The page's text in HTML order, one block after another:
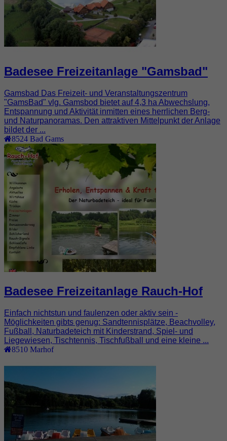
Badesee Freizeitanlage "Gamsbad"
Gamsbad Das Freizeit- und Veranstaltungszentrum
"GamsBad" vlg. Gamsbod bietet auf 4,3 ha Abwechslung,
Entspannung und Aktivität inmitten eines herrlichen Berg-
und Naturpanoramas. Den attraktiven Mittelpunkt der Anlage
bildet der ...
8524 Bad Gams
Badesee Freizeitanlage Rauch-Hof
Einfach nichtstun und faulenzen oder aktiv sein -
Möglichkeiten gibts genug: Sandtennisplätze, Beachvolley,
Fußball, Naturbadeteich mit Kinderstrand, Spiel- und
Liegewiesen, Tischtennis, Tischfußball und eine kleine ...
8510 Marhof